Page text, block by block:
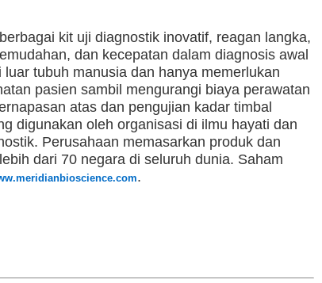
kit uji diagnostik inovatif, reagan langka,
dan kecepatan dalam diagnosis awal
tubuh manusia dan hanya memerlukan
pasien sambil mengurangi biaya perawatan
atas dan pengujian kadar timbal
digunakan oleh organisasi di ilmu hayati dan
Perusahaan memasarkan produk dan
dari 70 negara di seluruh dunia. Saham
.